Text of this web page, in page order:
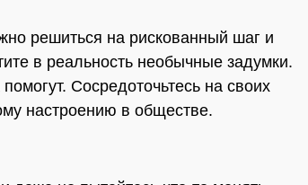
решиться на рискованный шаг и
в реальность необычные задумки.
Сосредоточьтесь на своих
настроению в обществе.